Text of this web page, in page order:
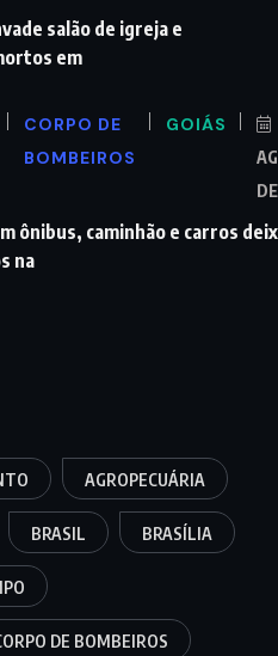
salão de igreja e
em
CORPO DE
BOMBEIROS
GOIÁS
ônibus, caminhão e carros
na
AGROPECUÁRIA
BRASIL BRASÍLIA
DE BOMBEIROS